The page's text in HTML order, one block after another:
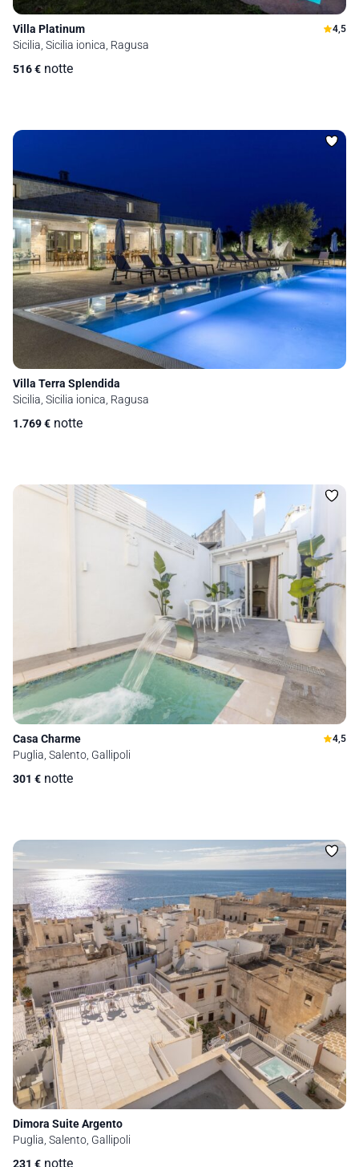
Villa Platinum 4,5
Sicilia, Sicilia ionica, Ragusa
516€ notte
Villa Terra Splendida
Sicilia, Sicilia ionica, Ragusa
1.769€ notte
Casa Charme 4,5
Puglia, Salento, Gallipoli
301 € notte
Dimora Suite Argento
Puglia, Salento, Gallipoli
231 € notte